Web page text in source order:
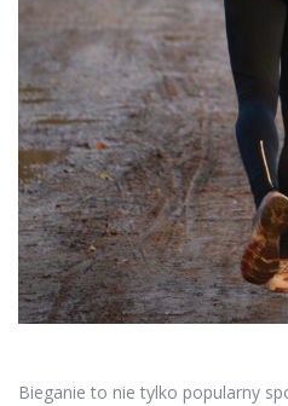
Bieganie to nie tylko popularny